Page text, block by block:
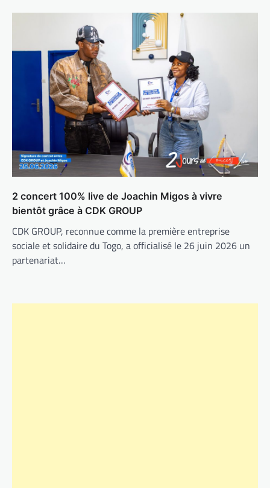
2 concert 100% live de Joachin Migos à vivre
bientôt grâce à CDK GROUP
CDK GROUP, reconnue comme la première entreprise
sociale et solidaire du Togo, a officialisé le 26 juin 2026 un
partenariat…